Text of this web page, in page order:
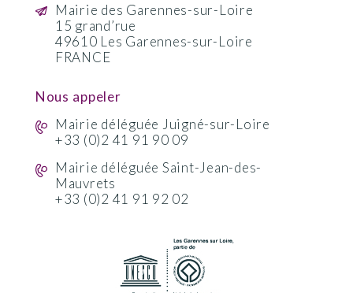
Mairie des Garennes-sur-Loire
15 grand’rue
49610 Les Garennes-sur-Loire
FRANCE
Nous appeler
Mairie déléguée Juigné-sur-Loire
+33 (0)2 41 91 90 09
Mairie déléguée Saint-Jean-des-
Mauvrets
+33 (0)2 41 91 92 02